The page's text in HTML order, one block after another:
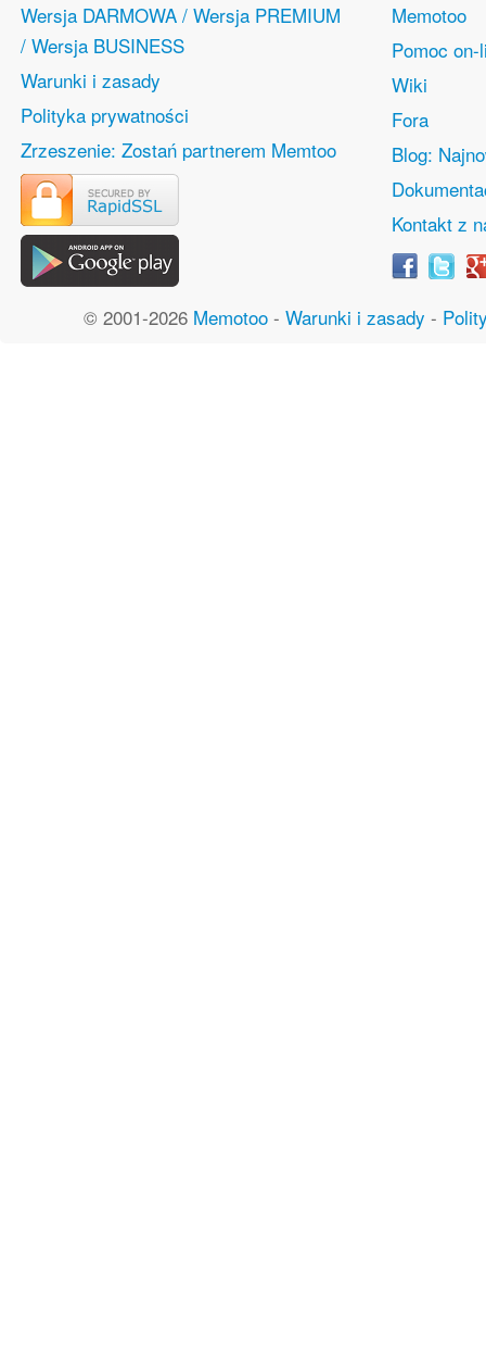
Wersja DARMOWA / Wersja PREMIUM
/ Wersja BUSINESS
Warunki i zasady
Polityka prywatności
Zrzeszenie: Zostań partnerem Memtoo
Memotoo
Pomoc on-
Wiki
Fora
Blog:
Kontakt z
© 2001-2026 Memotoo - Warunki i zasady -